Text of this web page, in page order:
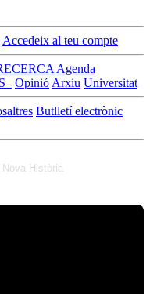
Accedeix al teu compte
Agenda
Opinió Arxiu Universitat
Butlletí electrònic
Història